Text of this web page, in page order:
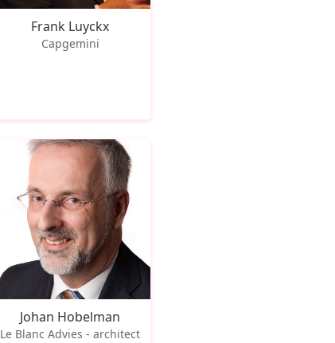
Frank Luyckx
Capgemini
Johan Hobelman
Le Blanc Advies - architect